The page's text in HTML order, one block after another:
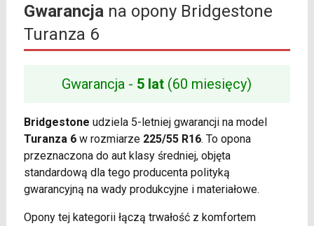
Gwarancjana opony Bridgestone
Turanza 6
Gwarancja - 5 lat (60 miesięcy)
Bridgestone udziela 5-letniej gwarancji na model
Turanza 6w rozmiarze 225/55 R16. To opona
przeznaczona do aut klasy średniej, objęta
standardową dla tego producenta polityką
gwarancyjną na wady produkcyjne i materiałowe.
Opony tej kategorii łączą trwałość z komfortem